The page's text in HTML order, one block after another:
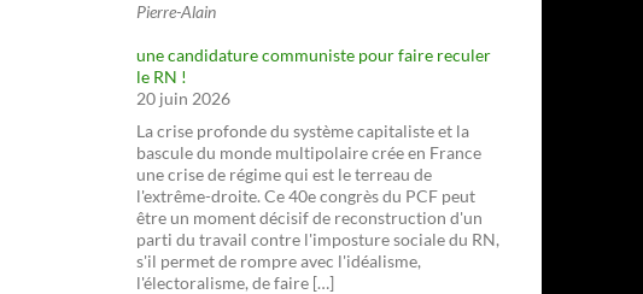
Pierre-Alain
une candidature communiste pour faire reculer
le RN !
20 juin 2026
La crise profonde du système capitaliste et la
bascule du monde multipolaire crée en France
une crise de régime qui est le terreau de
l'extrême-droite. Ce 40e congrès du PCF peut
être un moment décisif de reconstruction d'un
parti du travail contre l'imposture sociale du RN,
s'il permet de rompre avec l'idéalisme,
l'électoralisme, de faire […]